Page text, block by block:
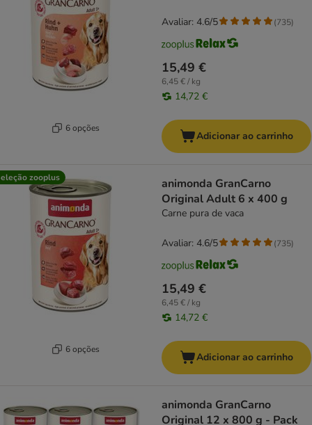
6 opções
15,49 €
6,45 € / kg
14,72 €
Avaliar: 4.6/5 (735)
Adicionar ao carrinho
zooplus
6 opções
animonda GranCarno
Original Adult 6 x 400 g
Carne pura de vaca
15,49 €
6,45 € / kg
14,72 €
Avaliar: 4.6/5 (735)
Adicionar ao carrinho
animonda GranCarno
Original 12 x 800 g - Pack